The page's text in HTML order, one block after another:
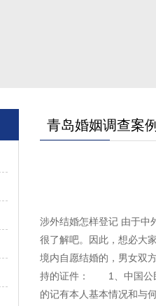
青岛婚姻调查案例
涉外结婚怎样登记 由于中
很了解吧。因此，想必
境内自愿结婚的，男女双
持的证件： 1、中国公民
的记有本人基本情况和与